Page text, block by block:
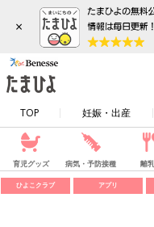
×
TOP 妊娠・出産
育児グッズ 病気・予防接種 離
ひよこクラブ アプリ